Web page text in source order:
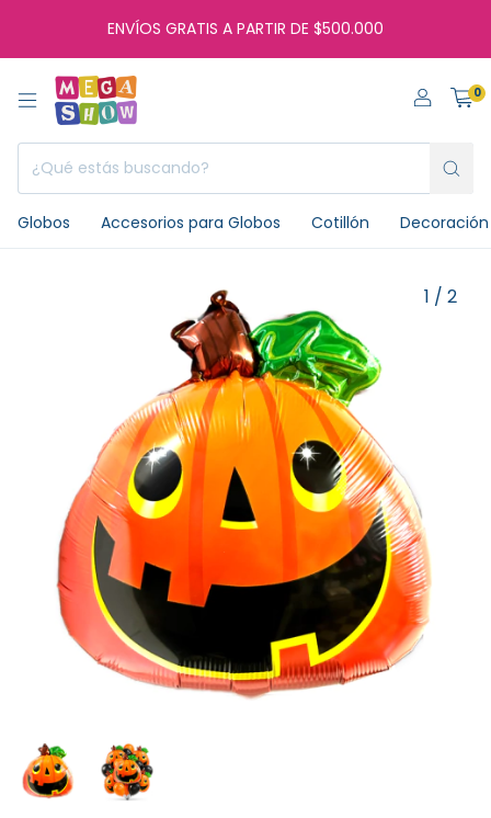
ENVÍOS GRATIS A PARTIR DE $500.000
0
Globos Accesorios para Globos Cotillón
1 / 2